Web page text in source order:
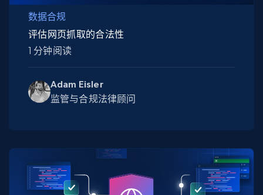
数据合规
Adam Eisler
监管与合规法律顾问
评估网页抓取的合法性
1 分钟阅读